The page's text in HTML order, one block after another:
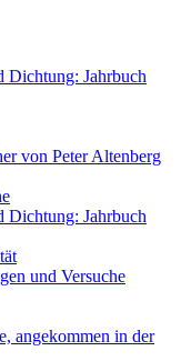
Dichtung: Jahrbuch
von Peter Altenberg
Dichtung: Jahrbuch
und Versuche
angekommen in der